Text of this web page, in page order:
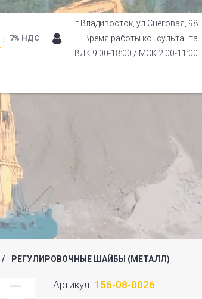
г.Владивосток, ул.Снеговая, 98
Время работы консультанта
ВДК 9:00-18:00 / МСК 2:00-11:00
7% НДС
/ РЕГУЛИРОВОЧНЫЕ ШАЙБЫ (МЕТАЛЛ)
Артикул: 156-08-0026